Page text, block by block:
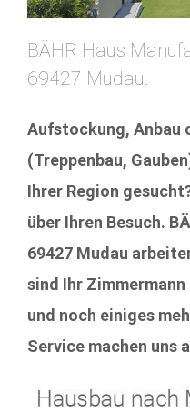
BÄHR Haus
69427 Mudau.
Aufstockung, Anbau
(Treppenbau,
Ihrer Region
über Ihren Besuch.
69427 Mudau
sind Ihr Zimmermann
und noch einiges
Service machen uns